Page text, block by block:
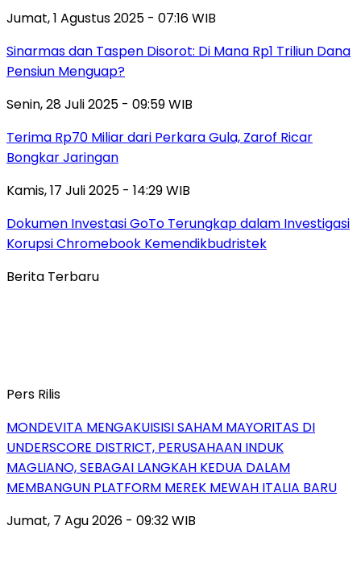
Jumat, 1 Agustus 2025 - 07:16 WIB
Sinarmas dan Taspen Disorot: Di Mana Rp1 Triliun Dana
Pensiun Menguap?
Senin, 28 Juli 2025 - 09:59 WIB
Terima Rp70 Miliar dari Perkara Gula, Zarof Ricar
Bongkar Jaringan
Kamis, 17 Juli 2025 - 14:29 WIB
Dokumen Investasi GoTo Terungkap dalam Investigasi
Korupsi Chromebook Kemendikbudristek
Berita Terbaru
Pers Rilis
MONDEVITA MENGAKUISISI SAHAM MAYORITAS DI
UNDERSCORE DISTRICT, PERUSAHAAN INDUK
MAGLIANO, SEBAGAI LANGKAH KEDUA DALAM
MEMBANGUN PLATFORM MEREK MEWAH ITALIA BARU
Jumat, 7 Agu 2026 - 09:32 WIB